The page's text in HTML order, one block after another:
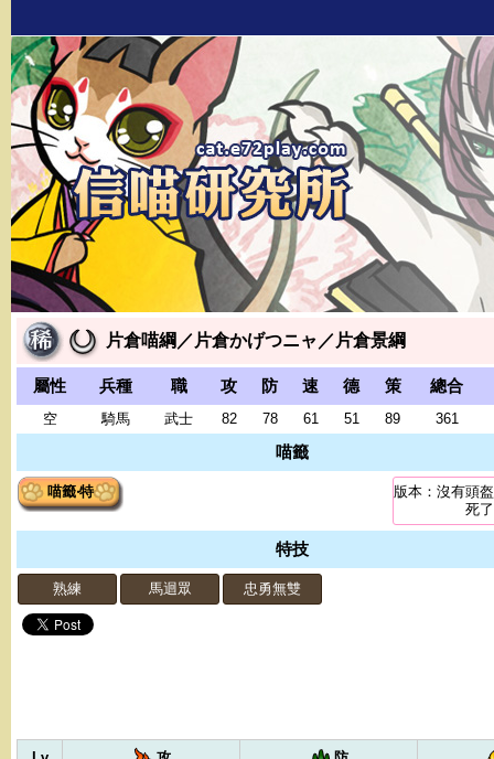
片倉喵綱／片倉かげつニャ／片倉景綱
屬性 兵種 職 攻 防 速 德 策 總合
空 騎馬 武士 82 78 61 51 89 361
喵籤
版本：沒有頭
死了
喵籤‧特
特技
熟練 馬迴眾 忠勇無雙